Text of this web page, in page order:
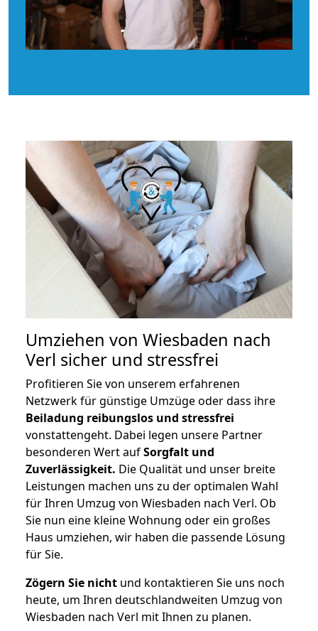
Umziehen von Wiesbaden nach
Verl sicher und stressfrei
Profitieren Sie von unserem erfahrenen
Netzwerk für günstige Umzüge oder dass ihre
Beiladung reibungslos und stressfrei
vonstattengeht. Dabei legen unsere Partner
besonderen Wert aufSorgfalt und
Zuverlässigkeit. Die Qualität und unser breite
Leistungen machen uns zu der optimalen Wahl
für Ihren Umzug von Wiesbaden nach Verl. Ob
Sie nun eine kleine Wohnung oder ein großes
Haus umziehen, wir haben die passende Lösung
für Sie.
Zögern Sie nicht und kontaktieren Sie uns noch
heute, um Ihren deutschlandweiten Umzug von
Wiesbaden nach Verl mit Ihnen zu planen.